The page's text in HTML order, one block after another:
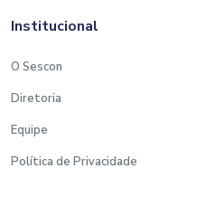
Institucional
O Sescon
Diretoria
Equipe
Política de Privacidade